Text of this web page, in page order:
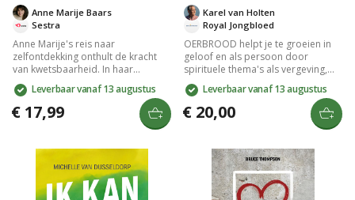
Sestra
Anne Marije Baars
Anne Marije's reis naar
zelfontdekking onthult de kracht
van kwetsbaarheid. In haar
zoektocht naar authenticiteit leert
ze omgaan met burn-outs en
depressies, omarmt ze haar
autisme, en vindt ze vrijheid in
herontdekken en oude ballast los
kunt laten.
Leverbaar vanaf 13 augustus
€ 17,99
Royal Jongbloed
Karel van Holten
OERBROOD helpt je te groeien in
geloof en als persoon door
spirituele thema's als vergeving,
vreugde en eerlijkheid te
verkennen. Met 16 hoofdstukken
moedigt het boek aan tot
zelfreflectie en persoonlijke
ontwikkeling, waarbij geest, ziel en
voor wie diepgang zoekt in hun
levenservaring.
Leverbaar vanaf 13 augustus
€ 20,00